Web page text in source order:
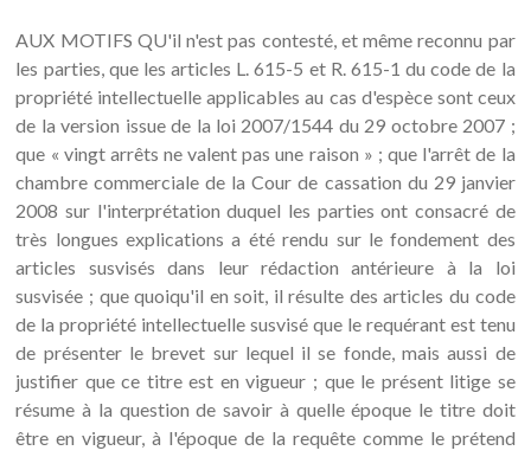
AUX MOTIFS QU'il n'est pas contesté, et même reconnu par
les parties, que les articles L. 615-5 et R. 615-1 du code de la
propriété intellectuelle applicables au cas d'espèce sont ceux
de la version issue de la loi 2007/1544 du 29 octobre 2007 ;
que « vingt arrêts ne valent pas une raison » ; que l'arrêt de la
chambre commerciale de la Cour de cassation du 29 janvier
2008 sur l'interprétation duquel les parties ont consacré de
très longues explications a été rendu sur le fondement des
articles susvisés dans leur rédaction antérieure à la loi
susvisée ; que quoiqu'il en soit, il résulte des articles du code
de la propriété intellectuelle susvisé que le requérant est tenu
de présenter le brevet sur lequel il se fonde, mais aussi de
justifier que ce titre est en vigueur ; que le présent litige se
résume à la question de savoir à quelle époque le titre doit
être en vigueur, à l'époque de la requête comme le prétend